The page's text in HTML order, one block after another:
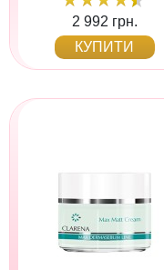
2 992 грн.
КУПИТИ